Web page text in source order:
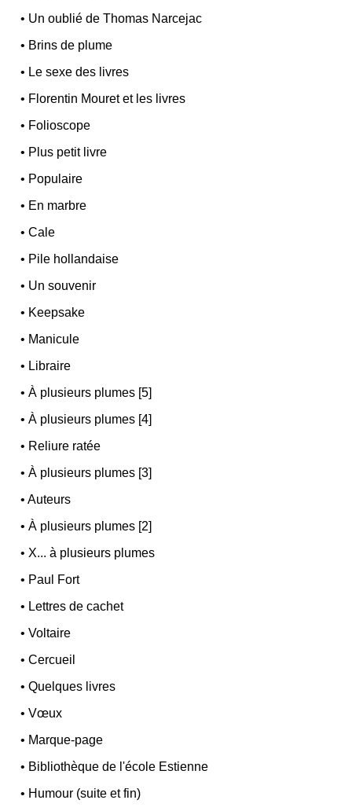
• Un oublié de Thomas Narcejac
• Brins de plume
• Le sexe des livres
• Florentin Mouret et les livres
• Folioscope
• Plus petit livre
• Populaire
• En marbre
•Cale
• Pile hollandaise
• Un souvenir
• Keepsake
• Manicule
• Libraire
•À plusieurs plumes [5]
•À plusieurs plumes [4]
• Reliure ratée
•À plusieurs plumes [3]
•Auteurs
•À plusieurs plumes [2]
•X... à plusieurs plumes
• Paul Fort
• Lettres de cachet
•Voltaire
•Cercueil
•Quelques livres
•Vœux
• Marque-page
• Bibliothèque de l'école Estienne
• Humour (suite et fin)